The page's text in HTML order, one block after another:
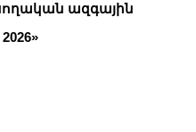
ազգային